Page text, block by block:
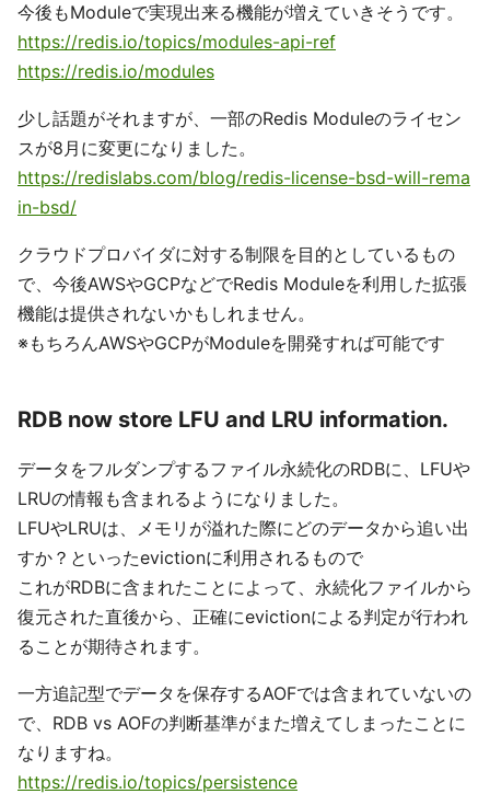
今後もModuleで実現出来る機能が増えていきそうです。
https://redis.io/topics/modules-api-ref
https://redis.io/modules
少し話題がそれますが、一部のRedis Moduleのライセン
スが8月に変更になりました。
https://redislabs.com/blog/redis-license-bsd-will-rema
in-bsd/
クラウドプロバイダに対する制限を目的としているもの
で、今後AWSやGCPなどでRedis Moduleを利用した拡張
機能は提供されないかもしれません。
※もちろんAWSやGCPがModuleを開発すれば可能です
RDB now store LFU and LRU information.
データをフルダンプするファイル永続化のRDBに、LFUや
LRUの情報も含まれるようになりました。
LFUやLRUは、メモリが溢れた際にどのデータから追い出
すか？といったevictionに利用されるもので
これがRDBに含まれたことによって、永続化ファイルから
復元された直後から、正確にevictionによる判定が行われ
ることが期待されます。
一方追記型でデータを保存するAOFでは含まれていないの
で、RDB vs AOFの判断基準がまた増えてしまったことに
なりますね。
https://redis.io/topics/persistence